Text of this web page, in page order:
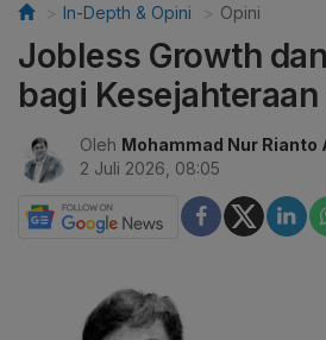
In-Depth & Opini Opini
Jobless Growth
bagi Kesejahteraan
Oleh Mohammad Nur Rianto
2 Juli 2026, 08:05